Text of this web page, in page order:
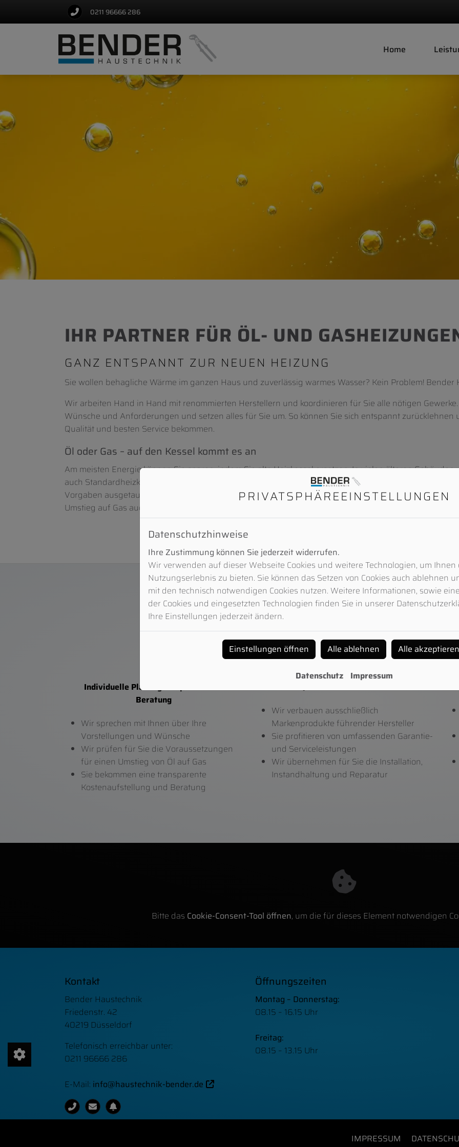
0211 96666 286
Home
IHR PARTNER FÜR ÖL- UND
GANZ ENTSPANNT ZUR NEUEN HEIZUNG
Sie wollen behagliche Wärme im ganzen Haus und zuverlässig warmes Wasser? Kein Problem!
Wir arbeiten Hand in Hand mit renommierten Herstellern und koordinieren für Sie alle nötigen
Wünsche und Anforderungen und setzen alles für Sie um. So können Sie sich entspannt
Qualität und besten Service bekommen.
Öl oder Gas – auf den Kessel kommt es an
Am meisten Energie können Sie sparen, indem Sie alte Heizkessel ersetzen. In vielen älteren
auch Standardheizkessel genannt, betrieben. Wegen des schlechten Wirkungsgrads kosten diese viel
Vorgaben ausgetauscht werden. Die Lösung: ein Öl- oder Gasbrennwertkessel. Wir prüfen für Sie Ihre
Umstieg auf Gas auch zum Thema Gasbrennwert-Heizung in Kombination mit einer Solarthermie.
Individuelle Planung und persönliche
Beratung
Wir sprechen mit Ihnen über Ihre
Vorstellungen und Wünsche
Wir prüfen für Sie die Voraussetzungen
für einen Umstieg von Öl auf Gas
Sie bekommen eine transparente
Kostenaufstellung und Beratung
Qualität vom Fachmann
Wir verbauen ausschließlich
Markenprodukte führender Hersteller
Sie profitieren von umfassenden Garantie-
und Serviceleistungen
Wir übernehmen für Sie die Installation,
Instandhaltung und Reparatur
Bitte das Cookie-Consent-Tool öffnen, um die für dieses Element notwendigen
FOOTER - KONTAKTDATEN UND ÖFFNUNGSZEITEN
Kontakt
Bender Haustechnik
Friedenstr. 42
40219 Düsseldorf
Telefonisch erreichbar unter:
0211 96666 286
E-Mail: info@haustechnik-bender.de
Öffnungszeiten
Montag – Donnerstag:
08.15 – 16.15 Uhr
Freitag:
08.15 – 13.15 Uhr
IMPRESSUM
PRIVATSPHÄRE­EINSTELLUNGEN
Datenschutzhinweise
Ihre Zustimmung können Sie jederzeit widerrufen.
Wir verwenden auf dieser Webseite Cookies und weitere Technologien, um
Nutzungserlebnis zu bieten. Sie können das Setzen von Cookies auch ablehnen
mit den technisch notwendigen Cookies nutzen. Weitere Informationen, sowie
der Cookies und eingesetzten Technologien finden Sie in unserer
Ihre Einstellungen jederzeit ändern.
Einstellungen öffnen Alle ablehnen Alle akzeptieren
Datenschutz Impressum